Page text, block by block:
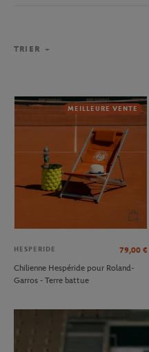
TRIER
MEILLEURE VENTE
HESPERIDE 79,00 €
Chilienne Hespéride pour Roland-
Garros - Terre battue